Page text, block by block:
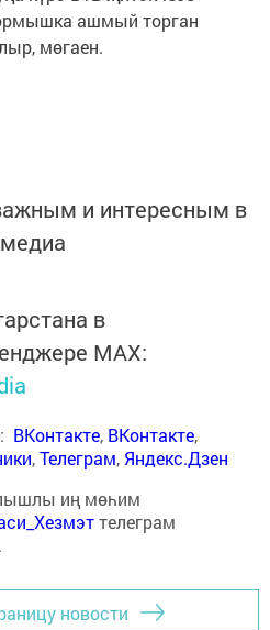
ашмый торган
мөгаен.
и интересным в
в
MАХ:
: ВКонтакте, ВКонтакте,
,Телеграм, Яндекс.Дзен
иң мөһим
телеграм
новости